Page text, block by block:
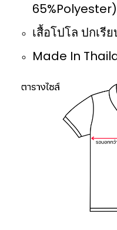
65%Polyester)
เสื้อโปโล ปกเรี
Made In